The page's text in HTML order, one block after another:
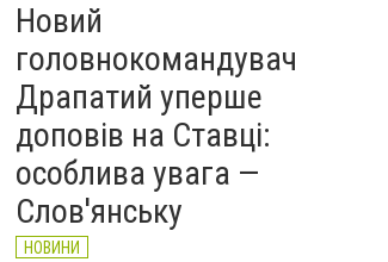
Новий
головнокомандувач
Драпатий уперше
доповів на Ставці:
особлива увага —
Слов'янську
НОВИНИ